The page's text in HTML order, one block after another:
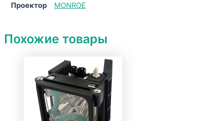
Проектор MONROE
Похожие товары